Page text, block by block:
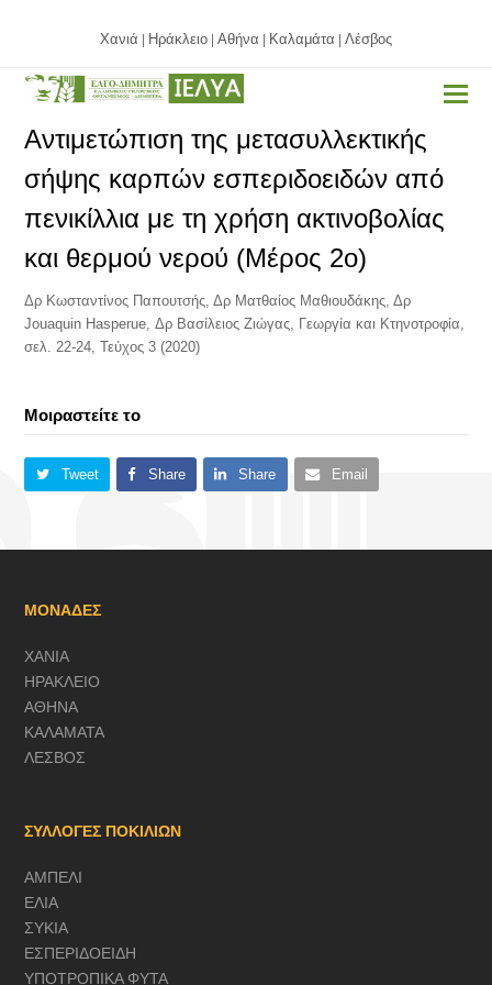
Χανιά Ηράκλειο Αθήνα Καλαμάτα Λέσβος
Αντιμετώπιση της μετασυλλεκτικής
σήψης καρπών εσπεριδοειδών από
πενικίλλια με τη χρήση ακτινοβολίας
και θερμού νερού (Μέρος 2ο)
Δρ Κωσταντίνος Παπουτσής, Δρ Ματθαίος Μαθιουδάκης, Δρ
Jouaquin Hasperue, Δρ Βασίλειος Ζιώγας, Γεωργία και Κτηνοτροφία,
σελ. 22-24, Τεύχος 3 (2020)
Μοιραστείτε το
Tweet Share Share Email
ΜΟΝΑΔΕΣ
ΧΑΝΙΑ
ΗΡΑΚΛΕΙΟ
ΑΘΗΝΑ
ΚΑΛΑΜΑΤΑ
ΛΕΣΒΟΣ
ΣΥΛΛΟΓΕΣ ΠΟΚΙΛΙΩΝ
ΑΜΠΕΛΙ
ΕΛΙΑ
ΣΥΚΙΑ
ΕΣΠΕΡΙΔΟΕΙΔΗ
ΥΠΟΤΡΟΠΙΚΑ ΦΥΤΑ